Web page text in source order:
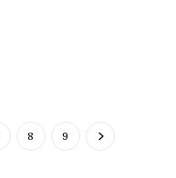
8 9